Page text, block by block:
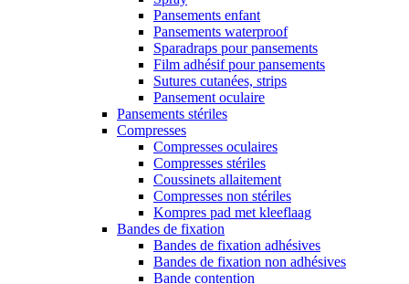
Pansements enfant
Pansements waterproof
Sparadraps pour pansements
Film adhésif pour pansements
Sutures cutanées, strips
Pansement oculaire
Pansements stériles
Compresses
Compresses oculaires
Compresses stériles
Coussinets allaitement
Compresses non stériles
Kompres pad met kleeflaag
Bandes de fixation
Bandes de fixation adhésives
Bandes de fixation non adhésives
Bande contention